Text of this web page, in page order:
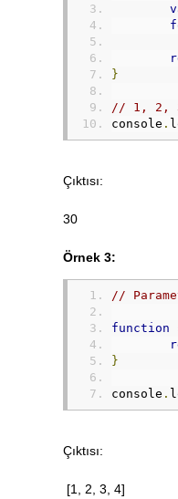
}
// 1, 2,
console .
Çıktısı:
30
Örnek 3:
//
function
}
console .
Çıktısı:
[1, 2, 3, 4]